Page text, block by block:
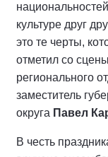
культуре друг
это те черты,
отметил со
регионального
заместитель
округа Павел
В честь